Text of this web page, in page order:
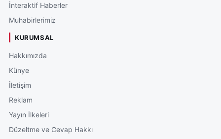
İnteraktif Haberler
Muhabirlerimiz
KURUMSAL
Hakkımızda
Künye
İletişim
Reklam
Yayın İlkeleri
Düzeltme ve Cevap Hakkı